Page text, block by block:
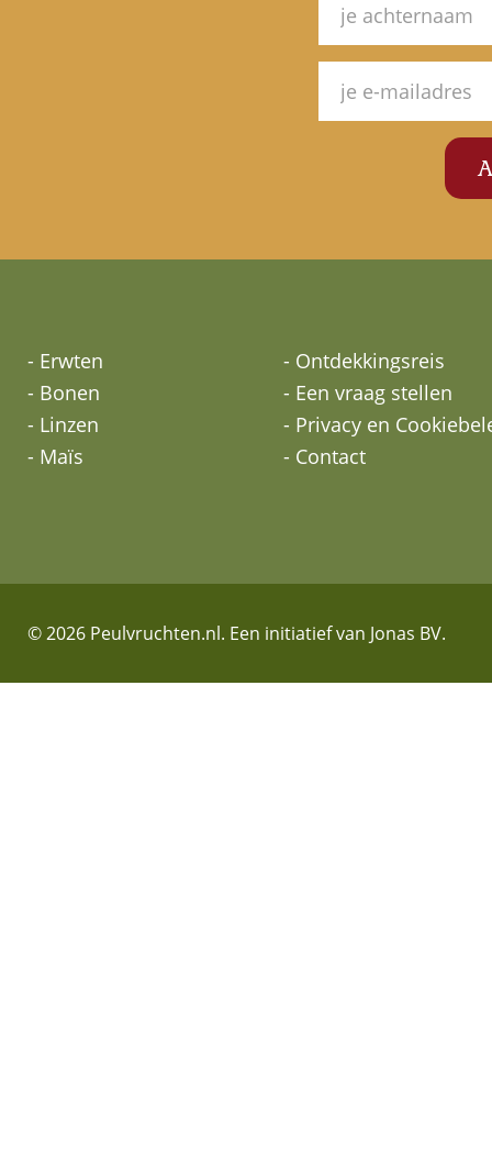
- Erwten
- Bonen
- Linzen
- Maïs
- Ontdekkingsreis
- Een vraag stellen
- Privacy en
- Contact
© 2026 Peulvruchten.nl. Een initiatief van Jonas BV.